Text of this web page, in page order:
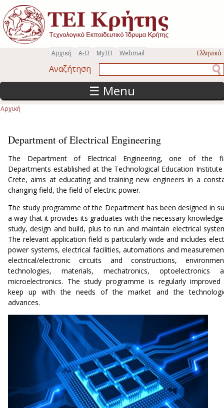
Παράκαμψη προς το κυρίως περιεχόμενο
Ελληνικά
Webmail
MyTEI
Α-Ω
Αρχική
Αναζήτηση
☰ Menu
Αρχική
Department of Electrical Engineering
The Department of Electrical Engineering, one of the
Departments established at the Technological Education
Crete, aims at educating and training new engineers in a
changing field, the field of electric power.
The study programme of the Department has been designed in
a way that it provides its graduates with the necessary
study, design and build, plus to run and maintain electrical
The relevant application field is particularly wide and includes
power systems, electrical facilities, automations and
electrical/electronic circuits and constructions,
technologies, materials, mechatronics, optoelectronics
microelectronics. The study programme is regularly
keep up with the needs of the market and the
advances.